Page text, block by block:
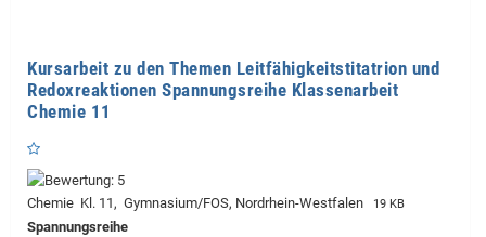
Kursarbeit zu den Themen Leitfähigkeitstitatrion und
Redoxreaktionen Spannungsreihe Klassenarbeit
Chemie 11
Chemie Kl. 11, Gymnasium/FOS, Nordrhein-Westfalen 19 KB
Spannungsreihe